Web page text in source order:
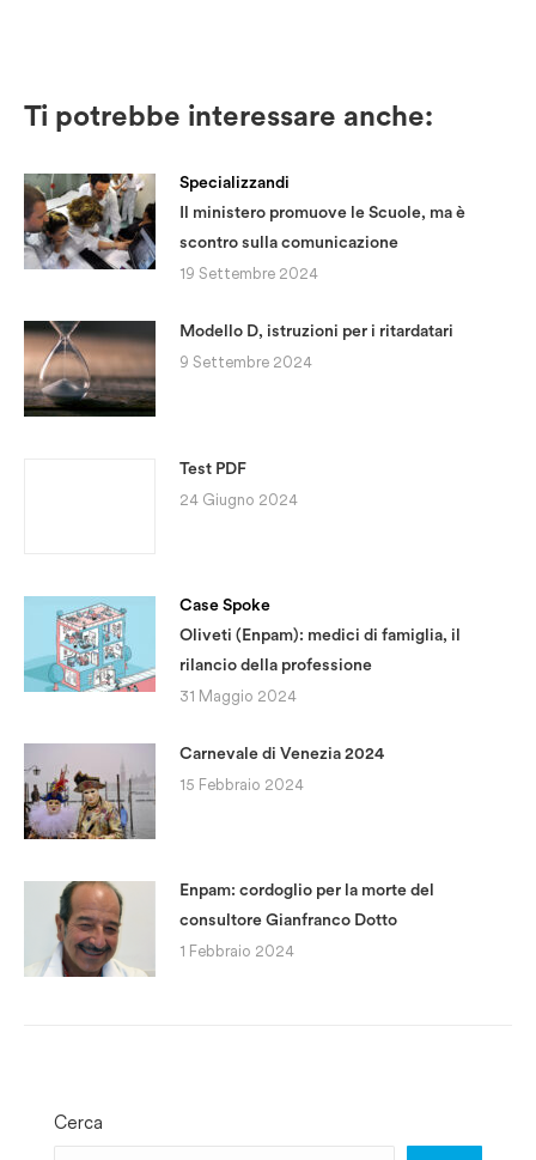
Ti potrebbe interessare anche:
Specializzandi
Il ministero promuove le Scuole, ma è
scontro sulla comunicazione
19 Settembre 2024
Modello D, istruzioni per i ritardatari
9 Settembre 2024
Test PDF
24 Giugno 2024
Case Spoke
Oliveti (Enpam): medici di famiglia, il
rilancio della professione
31 Maggio 2024
Carnevale di Venezia 2024
15 Febbraio 2024
Enpam: cordoglio per la morte del
consultore Gianfranco Dotto
1 Febbraio 2024
Cerca